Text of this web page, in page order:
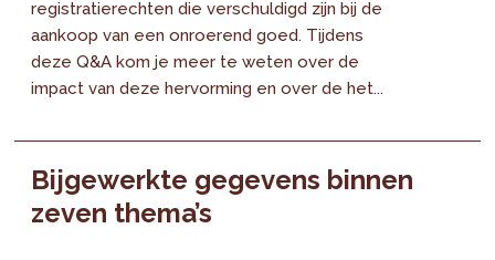
registratierechten die verschuldigd zijn bij de
aankoop van een onroerend goed. Tijdens
deze Q&A kom je meer te weten over de
impact van deze hervorming en over de het...
Bijgewerkte gegevens binnen
zeven thema’s